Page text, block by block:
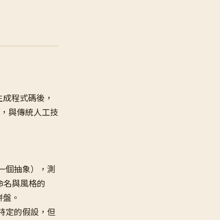
程式碼後，
，與傳統人工技
個抽象），測
名與風格的
。
定的假設，但